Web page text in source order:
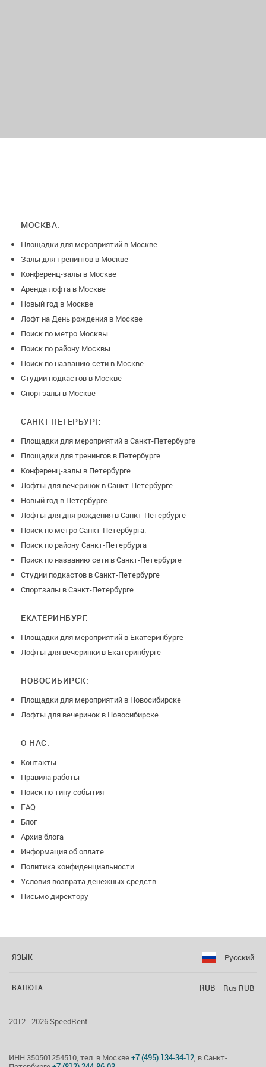
-Маленький столик для деток;
-Диваны для отдыха;
-Санузел с пеленальным столиком;
-Гамак для малыша;
-Телевизор;
-Штатив для съемки видео и фото;
-Микроволновая печь;
-Большой холодильник;
-Духовка;
-Посудомойка;
посуда для деток, посуда для кенди бара);
-По местам в лофте:
10 сидячих детских мест за детским столом;
16 сидячих столов за большим столом;
Так же, дополнительно, мы можем поставить еще один
Итого 10 сидящих детских
24 сидячих взрослых
Но наш лофт вмещает гораздо больше людей и чаще всего
МОСКВА:
Площадки для мероприятий в Москве
Залы для тренингов в Москве
Конференц-залы в Москве
Аренда лофта в Москве
Новый год в Москве
Лофт на День рождения в Москве
Поиск по метро Москвы.
Поиск по району Москвы
Поиск по названию сети в Москве
Студии подкастов в Москве
Спортзалы в Москве
САНКТ-ПЕТЕРБУРГ:
Площадки для мероприятий в Санкт-Петербурге
Площадки для тренингов в Петербурге
Конференц-залы в Петербурге
Лофты для вечеринок в Санкт-Петербурге
Новый год в Петербурге
Лофты для дня рождения в Санкт-Петербурге
Поиск по метро Санкт-Петербурга.
Поиск по району Санкт-Петербурга
Поиск по названию сети в Санкт-Петербурге
Студии подкастов в Санкт-Петербурге
Спортзалы в Санкт-Петербурге
ЕКАТЕРИНБУРГ:
Площадки для мероприятий в Екатеринбурге
Лофты для вечеринки в Екатеринбурге
НОВОСИБИРСК:
Площадки для мероприятий в Новосибирске
Лофты для вечеринок в Новосибирске
О НАС:
Контакты
Правила работы
Поиск по типу события
FAQ
Блог
Архив блога
Информация об оплате
Политика конфиденциальности
Условия возврата денежных средств
Письмо директору
ЯЗЫК Русский
ВАЛЮТА RUB Rus RUB
2012 - 2026 SpeedRent
ИНН 350501254510, тел. в Москве+7 (495) 134-34-12, в Санкт-